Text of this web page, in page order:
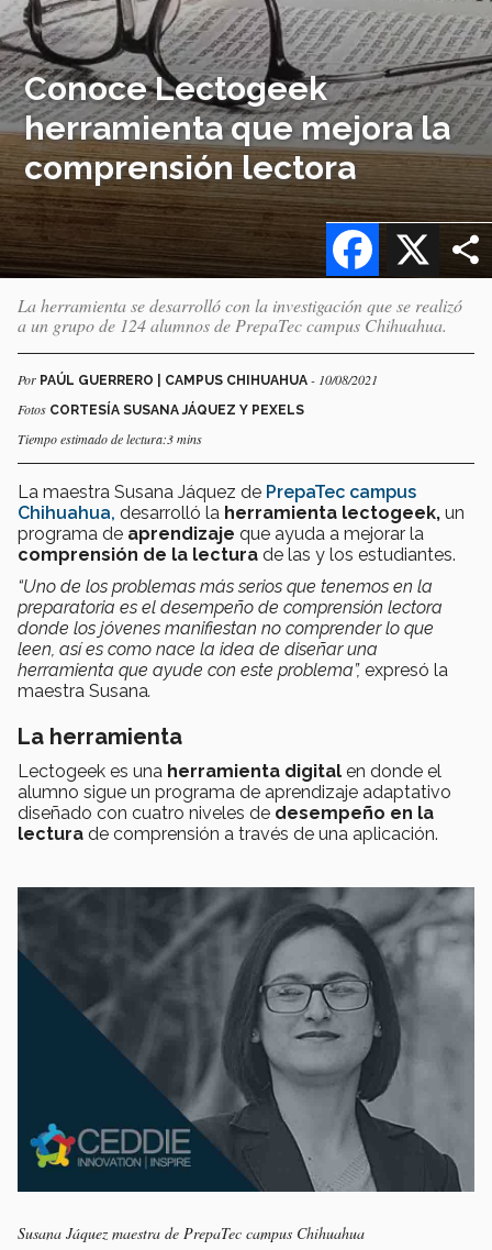
Conoce Lectogeek
herramienta que mejora la
comprensión lectora
X
Facebook
La herramienta se desarrolló con la investigación que se realizó
a un grupo de 124 alumnos de PrepaTec campus Chihuahua.
Por PAÚL GUERRERO | CAMPUS CHIHUAHUA - 10/08/2021
Fotos CORTESÍA SUSANA JÁQUEZ Y PEXELS
Tiempo estimado de lectura:3 mins
La maestra Susana Jáquez de PrepaTec campus
Chihuahua, desarrolló la herramienta lectogeek, un
programa de aprendizaje que ayuda a mejorar la
comprensión de la lectura de las y los estudiantes.
“Uno de los problemas más serios que tenemos en la
preparatoria es el desempeño de comprensión lectora
donde los jóvenes manifiestan no comprender lo que
leen, así es como nace la idea de diseñar una
herramienta que ayude con este problema”, expresó la
maestra Susana.
La herramienta
Lectogeek es una herramienta digital en donde el
alumno sigue un programa de aprendizaje adaptativo
diseñado con cuatro niveles de desempeño en la
lectura de comprensión a través de una aplicación.
Susana Jáquez maestra de PrepaTec campus Chihuahua